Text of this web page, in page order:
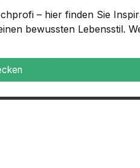
– hier finden Sie
bewussten Lebensstil.